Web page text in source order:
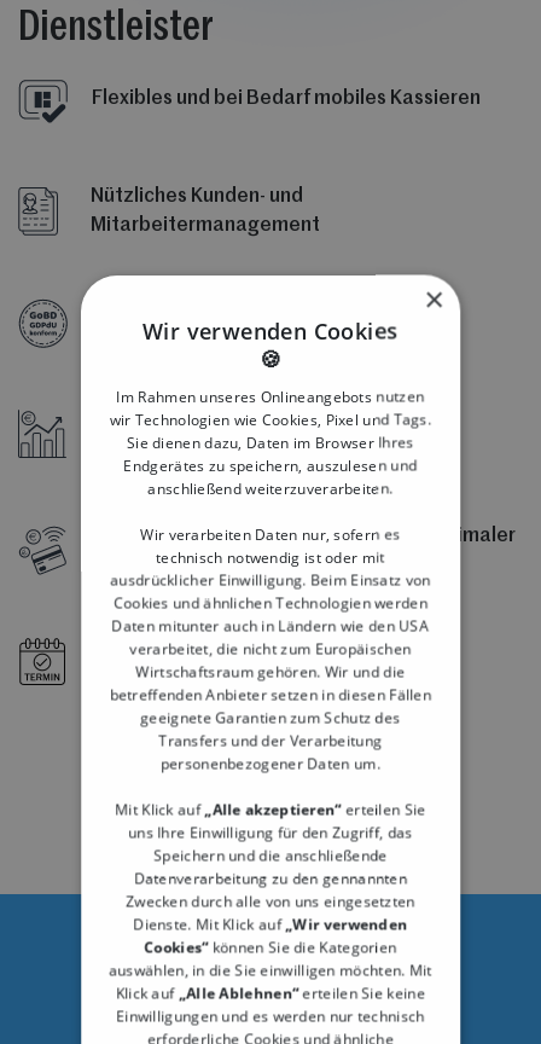
Dienstleister
Flexibles und bei Bedarf mobiles Kassieren
Nützliches Kunden- und
Mitarbeitermanagement
Immer zu 100% finanzamtkonform
Über 60 verfügbare Statistiken für die
Verkaufsoptimierung
Flexible Zahlungsmöglichkeiten mit maximaler
Sicherheit
Online Terminbuchung
Interessant?
Buche jetzt eine kostenlose Live-Demo!
×
Wir verwenden Cookies
🍪
Im Rahmen unseres Onlineangebots nutzen
wir Technologien wie Cookies, Pixel und Tags.
Sie dienen dazu, Daten im Browser Ihres
Endgerätes zu speichern, auszulesen und
anschließend weiterzuverarbeiten.
Wir verarbeiten Daten nur, sofern es
technisch notwendig ist oder mit
ausdrücklicher Einwilligung. Beim Einsatz von
Cookies und ähnlichen Technologien werden
Daten mitunter auch in Ländern wie den USA
verarbeitet, die nicht zum Europäischen
Wirtschaftsraum gehören. Wir und die
betreffenden Anbieter setzen in diesen Fällen
geeignete Garantien zum Schutz des
Transfers und der Verarbeitung
personenbezogener Daten um.
Mit Klick auf„Alle akzeptieren“erteilen Sie
uns Ihre Einwilligung für den Zugriff, das
Speichern und die anschließende
Datenverarbeitung zu den gennannten
Zwecken durch alle von uns eingesetzten
Dienste. Mit Klick auf„Wir verwenden
Cookies“können Sie die Kategorien
auswählen, in die Sie einwilligen möchten. Mit
Klick auf„Alle Ablehnen“erteilen Sie keine
Einwilligungen und es werden nur technisch
erforderliche Cookies und ähnliche